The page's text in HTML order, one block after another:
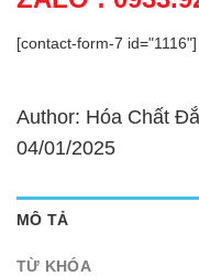
[contact-form-7 id="1116"]
Author: Hóa Chất
04/01/2025
MÔ TẢ
TỪ KHÓA